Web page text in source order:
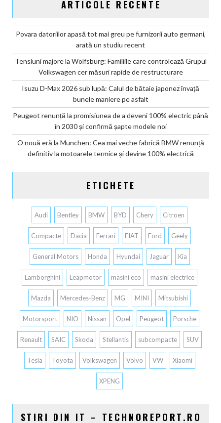
ARTICOLE RECENTE
Povara datoriilor apasă tot mai greu pe furnizorii auto germani,
arată un studiu recent
Tensiuni majore la Wolfsburg: Familiile care controlează Grupul
Volkswagen cer măsuri rapide de restructurare
Isuzu D-Max 2026 sub lupă: Calul de bătaie japonez învață
bunele maniere pe asfalt
Peugeot renunță la promisiunea de a deveni 100% electric până
în 2030 și confirmă șapte modele noi
O nouă eră la Munchen: Cea mai veche fabrică BMW renunță
definitiv la motoarele termice și devine 100% electrică
ETICHETE
Audi Bentley BMW BYD Chery Citroen
Compacte Dacia Ferrari FIAT Ford Geely
General Motors Honda Hyundai Jaguar Kia
Lamborghini Leapmotor masini eco masini electrice
Mazda Mercedes-Benz MG MINI Mitsubishi
Motorsport NIO Nissan Opel Peugeot Porsche
Renault SAIC Skoda Stellantis subcompacte SUV
Tesla Toyota Volkswagen Volvo VW Xiaomi
XPENG
STIRI DIN IT – TECHNOREPORT.RO